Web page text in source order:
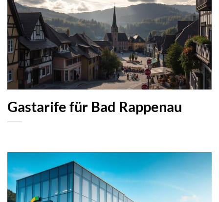
Gastarife für Bad Rappenau